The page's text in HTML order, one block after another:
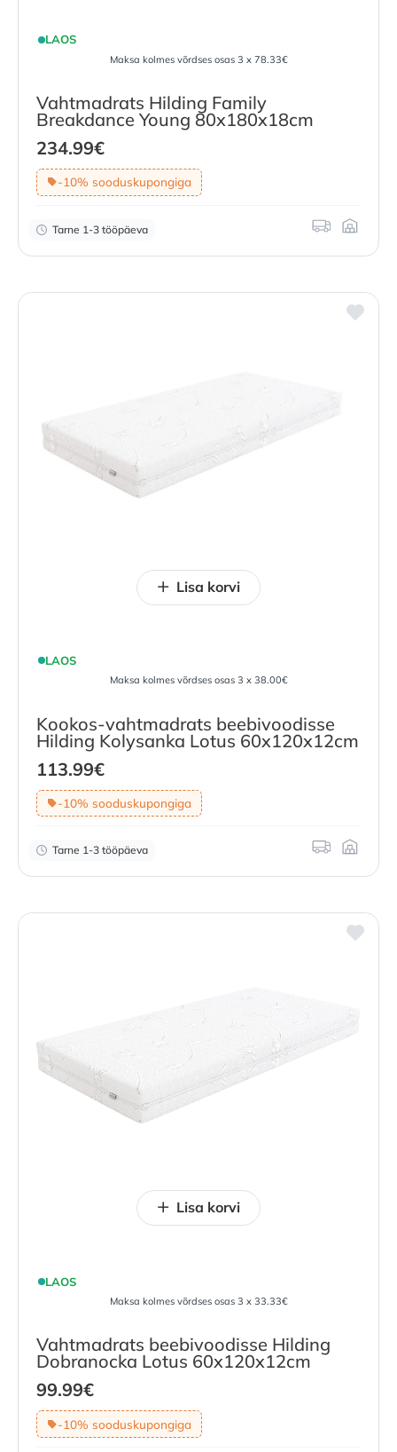
LAOS
Maksa kolmes võrdses osas 3 x 78.33€
Vahtmadrats Hilding Family
Breakdance Young 80x180x18cm
234.99€
-10% sooduskupongiga
Tarne 1-3 tööpäeva
LAOS
Maksa kolmes võrdses osas 3 x 38.00€
Kookos-vahtmadrats beebivoodisse
Hilding Kolysanka Lotus 60x120x12cm
113.99€
-10% sooduskupongiga
Tarne 1-3 tööpäeva
Lisa korvi
LAOS
Maksa kolmes võrdses osas 3 x 33.33€
Vahtmadrats beebivoodisse Hilding
Dobranocka Lotus 60x120x12cm
99.99€
-10% sooduskupongiga
Lisa korvi